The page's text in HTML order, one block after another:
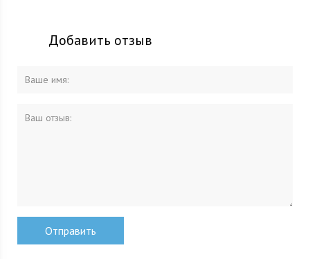
Добавить отзыв